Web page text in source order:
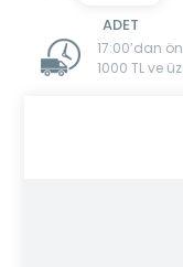
17:00’dan
1000 TL ve